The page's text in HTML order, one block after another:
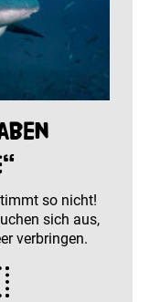
so nicht!
sich aus,
verbringen.